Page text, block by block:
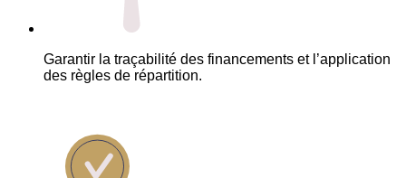
Garantir la traçabilité des financements et l’application
des règles de répartition.